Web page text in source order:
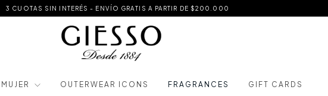
3 CUOTAS SIN INTERÉS - ENVÍO GRATIS A PARTIR DE $200.000
MUJER OUTERWEAR ICONS FRAGRANCES GIFT CARDS